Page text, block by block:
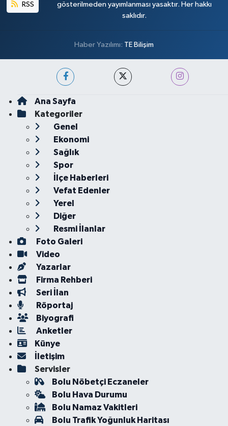
RSS
gösterilmeden yayımlanması yasaktır. Her hakkı
saklıdır.
Haber Yazılımı: TE Bilişim
Ana Sayfa
Kategoriler
Genel
Ekonomi
Sağlık
Spor
İlçe Haberleri
Vefat Edenler
Yerel
Diğer
Resmi İlanlar
Foto Galeri
Video
Yazarlar
Firma Rehberi
Seri İlan
Röportaj
Biyografi
Anketler
Künye
İletişim
Servisler
Bolu Nöbetçi Eczaneler
Bolu Hava Durumu
Bolu Namaz Vakitleri
Bolu Trafik Yoğunluk Haritası